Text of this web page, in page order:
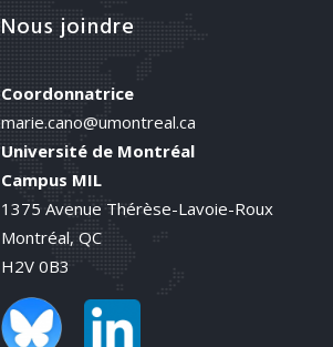
Nous joindre
Coordonnatrice
marie.cano@umontreal.ca
Université de Montréal
Campus MIL
1375 Avenue Thérèse-Lavoie-Roux
Montréal, QC
H2V 0B3